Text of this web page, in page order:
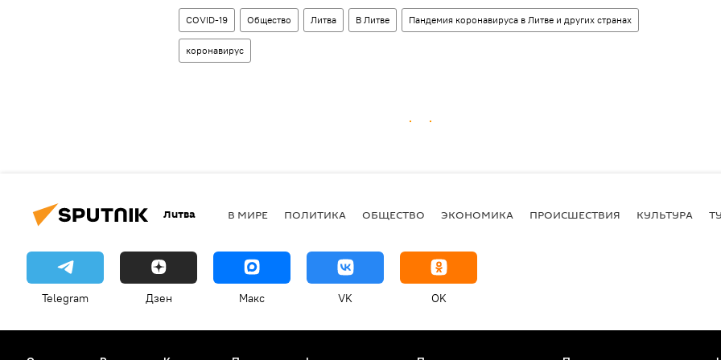
COVID-19 Общество Литва В Литве Пандемия коронавируса в Литве и других странах
коронавирус
Литва В МИРЕ ПОЛИТИКА ОБЩЕСТВО ЭКОНОМИКА ПРОИСШЕСТВИЯ КУЛЬТУРА
Telegram Дзен Макс VK OK